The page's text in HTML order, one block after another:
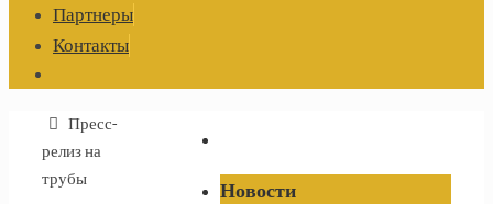
Партнеры
Контакты
Главная
Пресс-
релиз на
трубы
Новости